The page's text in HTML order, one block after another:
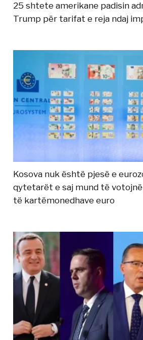
25 shtete amerikane padisin
Trump për tarifat e reja ndaj
Kosova nuk është pjesë e
qytetarët e saj mund të votojnë
të kartëmonedhave euro